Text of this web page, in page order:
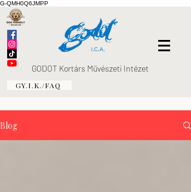
G-QMH0Q6JMPP
GODOT Kortárs Művészeti Intézet
GY.I.K./FAQ
Blog